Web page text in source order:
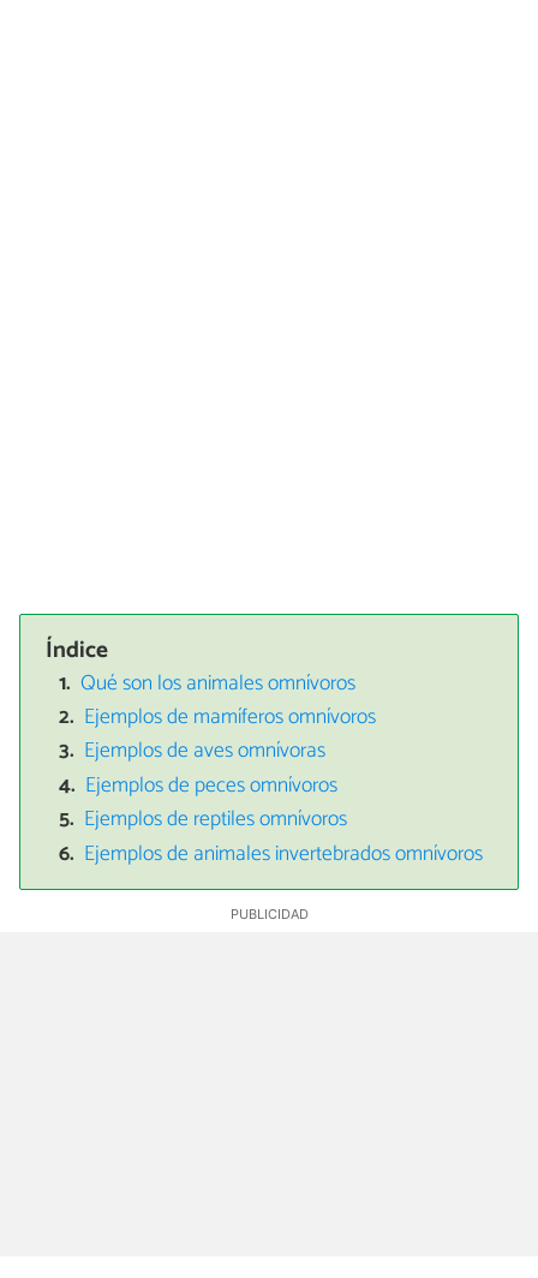
Índice
Qué son los animales omnívoros
Ejemplos de mamíferos omnívoros
Ejemplos de aves omnívoras
Ejemplos de peces omnívoros
Ejemplos de reptiles omnívoros
Ejemplos de animales invertebrados omnívoros